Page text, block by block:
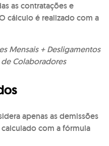
as contratações e
cálculo é realizado com a
Mensais + Desligamentos
Colaboradores
apenas as demissões
com a fórmula